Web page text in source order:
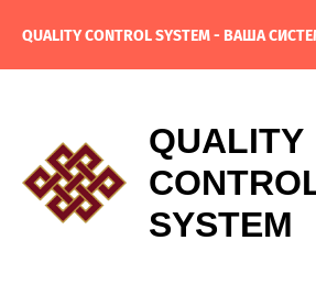
QUALITY CONTROL SYSTEM - ВАША
QUALITY
SYSTEM